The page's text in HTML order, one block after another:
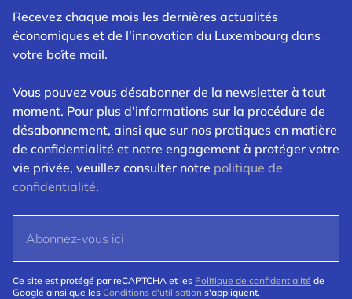
Recevez chaque mois les dernières actualités
économiques et de l'innovation du Luxembourg dans
votre boîte mail.
Vous pouvez vous désabonner de la newsletter à tout
moment. Pour plus d'informations sur la procédure de
désabonnement, ainsi que sur nos pratiques en matière
de confidentialité et notre engagement à protéger votre
vie privée, veuillez consulter notre politique de
confidentialité.
Ce site est protégé par reCAPTCHA et les Politique de confidentialité de
Google ainsi que les Conditions d'utilisation s'appliquent.